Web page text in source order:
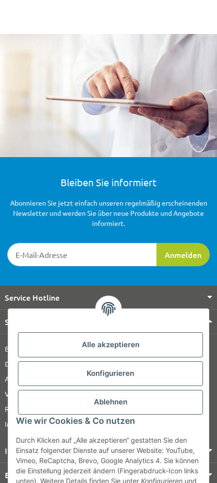
Alle akzeptieren
Konfigurieren
Ablehnen
Wie wir Cookies & Co nutzen
Durch Klicken auf „Alle akzeptieren“ gestatten Sie den
Einsatz folgender Dienste auf unserer Website: YouTube,
Vimeo, ReCaptcha, Brevo, Google Analytics 4. Sie können
die Einstellung jederzeit ändern (Fingerabdruck-Icon links
unten). Weitere Details finden Sie unter Konfigurieren und
Bleiben Sie informiert
Newsletter-Registrierung
Anmelden
Abonnieren Sie jetzt einfach unseren regelmäßig erscheinenden
Newsletter und werden Sie über neue Produkte und Angebote
informiert.
Service Hotline
Shop Service
Barrierefreiheitserklärung
Datenschutz
AGB
Versandinformationen
Retour
Impressum
Informationen
Bezahlung & Versand